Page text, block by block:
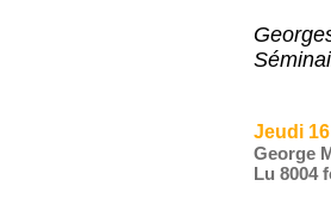
Jeudi
George
Lu 8004